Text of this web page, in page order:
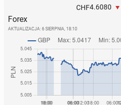
CHF4.6080
Forex
AKTUALIZACJA: 6 SIERPNIA, 18:10